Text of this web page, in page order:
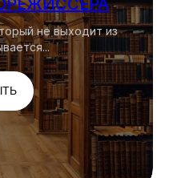
не выходит из